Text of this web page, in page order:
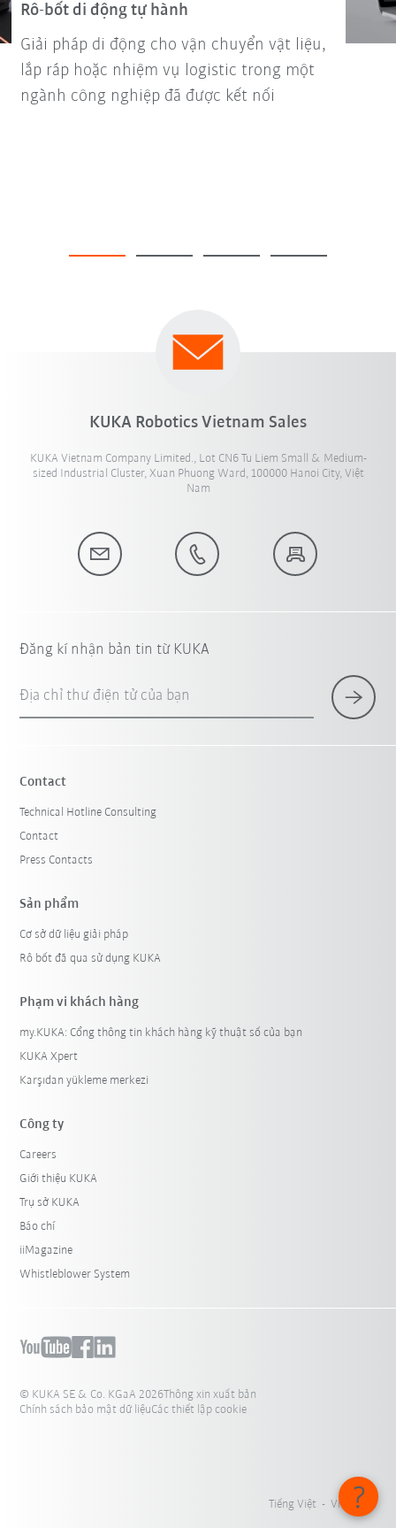
Rô-bốt di động tự hành
Giải pháp di động cho vận chuyển vật liệu,
lắp ráp hoặc nhiệm vụ logistic trong một
ngành công nghiệp đã được kết nối
KUKA Robotics Vietnam Sales
KUKA Vietnam Company Limited., Lot CN6 Tu Liem Small & Medium-
sized Industrial Cluster, Xuan Phuong Ward, 100000 Hanoi City, Việt
Nam
Đăng kí nhận bản tin từ KUKA
Địa chỉ thư điện tử của bạn
Contact
Technical Hotline Consulting
Contact
Press Contacts
Sản phẩm
Cơ sở dữ liệu giải pháp
Rô bốt đã qua sử dụng KUKA
Phạm vi khách hàng
my.KUKA: Cổng thông tin khách hàng kỹ thuật số của bạn
KUKA Xpert
Karşıdan yükleme merkezi
Công ty
Careers
Giới thiệu KUKA
Trụ sở KUKA
Báo chí
iiMagazine
Whistleblower System
© KUKA SE & Co. KGaA 2026Thông xin xuất bản
Chính sách bảo mật dữ liệuCác thiết lập cookie
Tiếng Việt - Việt Nam